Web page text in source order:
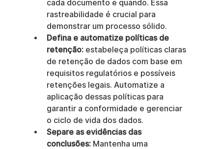
cada documento e quando. Essa
rastreabilidade é crucial para
demonstrar um processo sólido.
Defina e automatize políticas de
retenção: estabeleça políticas claras
de retenção de dados com base em
requisitos regulatórios e possíveis
retenções legais. Automatize a
aplicação dessas políticas para
garantir a conformidade e gerenciar
o ciclo de vida dos dados.
Separe as evidências das
conclusões: Mantenha uma